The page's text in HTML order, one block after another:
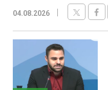
04.08.2026